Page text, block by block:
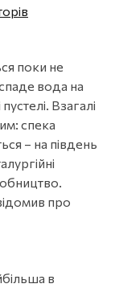
поки не
вода на
Взагалі
спека
– на південь
про
в